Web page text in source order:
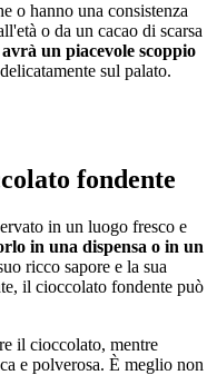
o hanno una consistenza
o da un cacao di scarsa
un piacevole scoppio
sul palato.
fondente
in un luogo fresco e
in una dispensa o in un
ricco sapore e la sua
il cioccolato fondente può
il cioccolato, mentre
e polverosa. È meglio non